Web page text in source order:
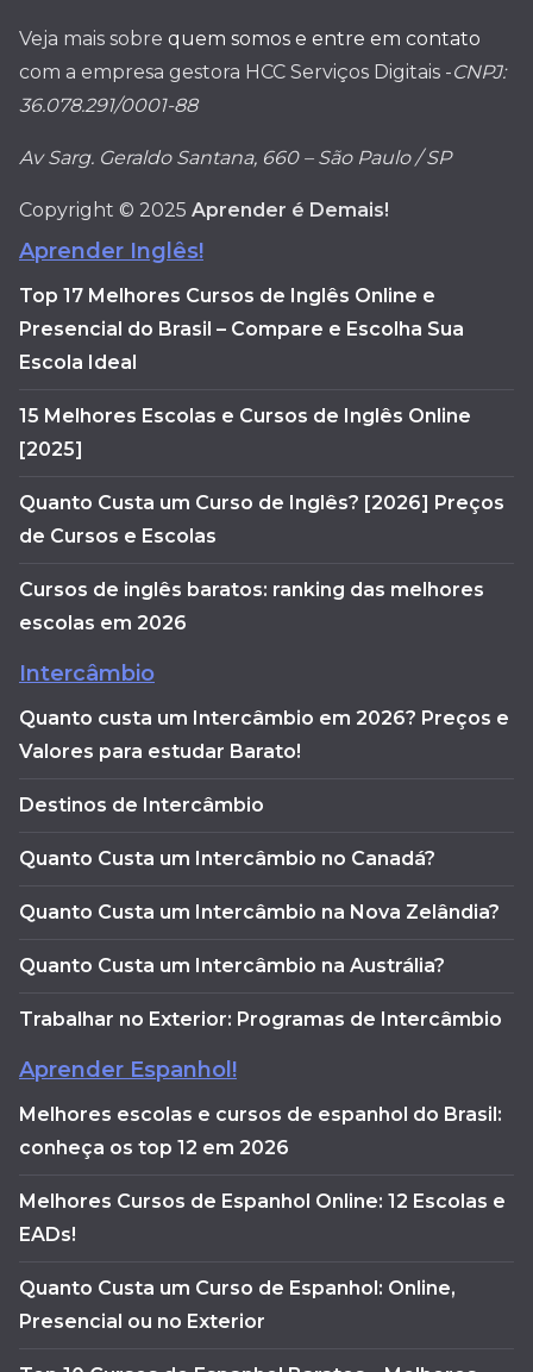
Veja mais sobre quem somos e entre em contato
com a empresa gestora HCC Serviços Digitais -CNPJ:
36.078.291/0001-88
Av Sarg. Geraldo Santana, 660 – São Paulo / SP
Copyright © 2025 Aprender é Demais!
Aprender Inglês!
Top 17 Melhores Cursos de Inglês Online e
Presencial do Brasil – Compare e Escolha Sua
Escola Ideal
15 Melhores Escolas e Cursos de Inglês Online
[2025]
Quanto Custa um Curso de Inglês? [2026] Preços
de Cursos e Escolas
Cursos de inglês baratos: ranking das melhores
escolas em 2026
Intercâmbio
Quanto custa um Intercâmbio em 2026? Preços e
Valores para estudar Barato!
Destinos de Intercâmbio
Quanto Custa um Intercâmbio no Canadá?
Quanto Custa um Intercâmbio na Nova Zelândia?
Quanto Custa um Intercâmbio na Austrália?
Trabalhar no Exterior: Programas de Intercâmbio
Aprender Espanhol!
Melhores escolas e cursos de espanhol do Brasil:
conheça os top 12 em 2026
Melhores Cursos de Espanhol Online: 12 Escolas e
EADs!
Quanto Custa um Curso de Espanhol: Online,
Presencial ou no Exterior